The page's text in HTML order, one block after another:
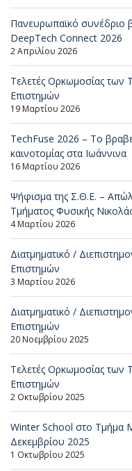
Πανευρωπαϊκό συνέδριο
DeepTech Connect 2026
2 Απριλίου 2026
Τελετές Ορκωμοσίας των
Επιστημών
19 Μαρτίου 2026
TechFuse 2026 – Το
καινοτομίας στα Ιωάννινα
16 Μαρτίου 2026
Ψήφισμα της Σ.Θ.Ε. –
Τμήματος Φυσικής
4 Μαρτίου 2026
Διατμηματικό /
Επιστημών
3 Μαρτίου 2026
Διατμηματικό /
Επιστημών
20 Νοεμβρίου 2025
Τελετές Ορκωμοσίας των
Επιστημών
2 Οκτωβρίου 2025
Winter School στο Τμήμα
Δεκεμβρίου 2025
1 Οκτωβρίου 2025